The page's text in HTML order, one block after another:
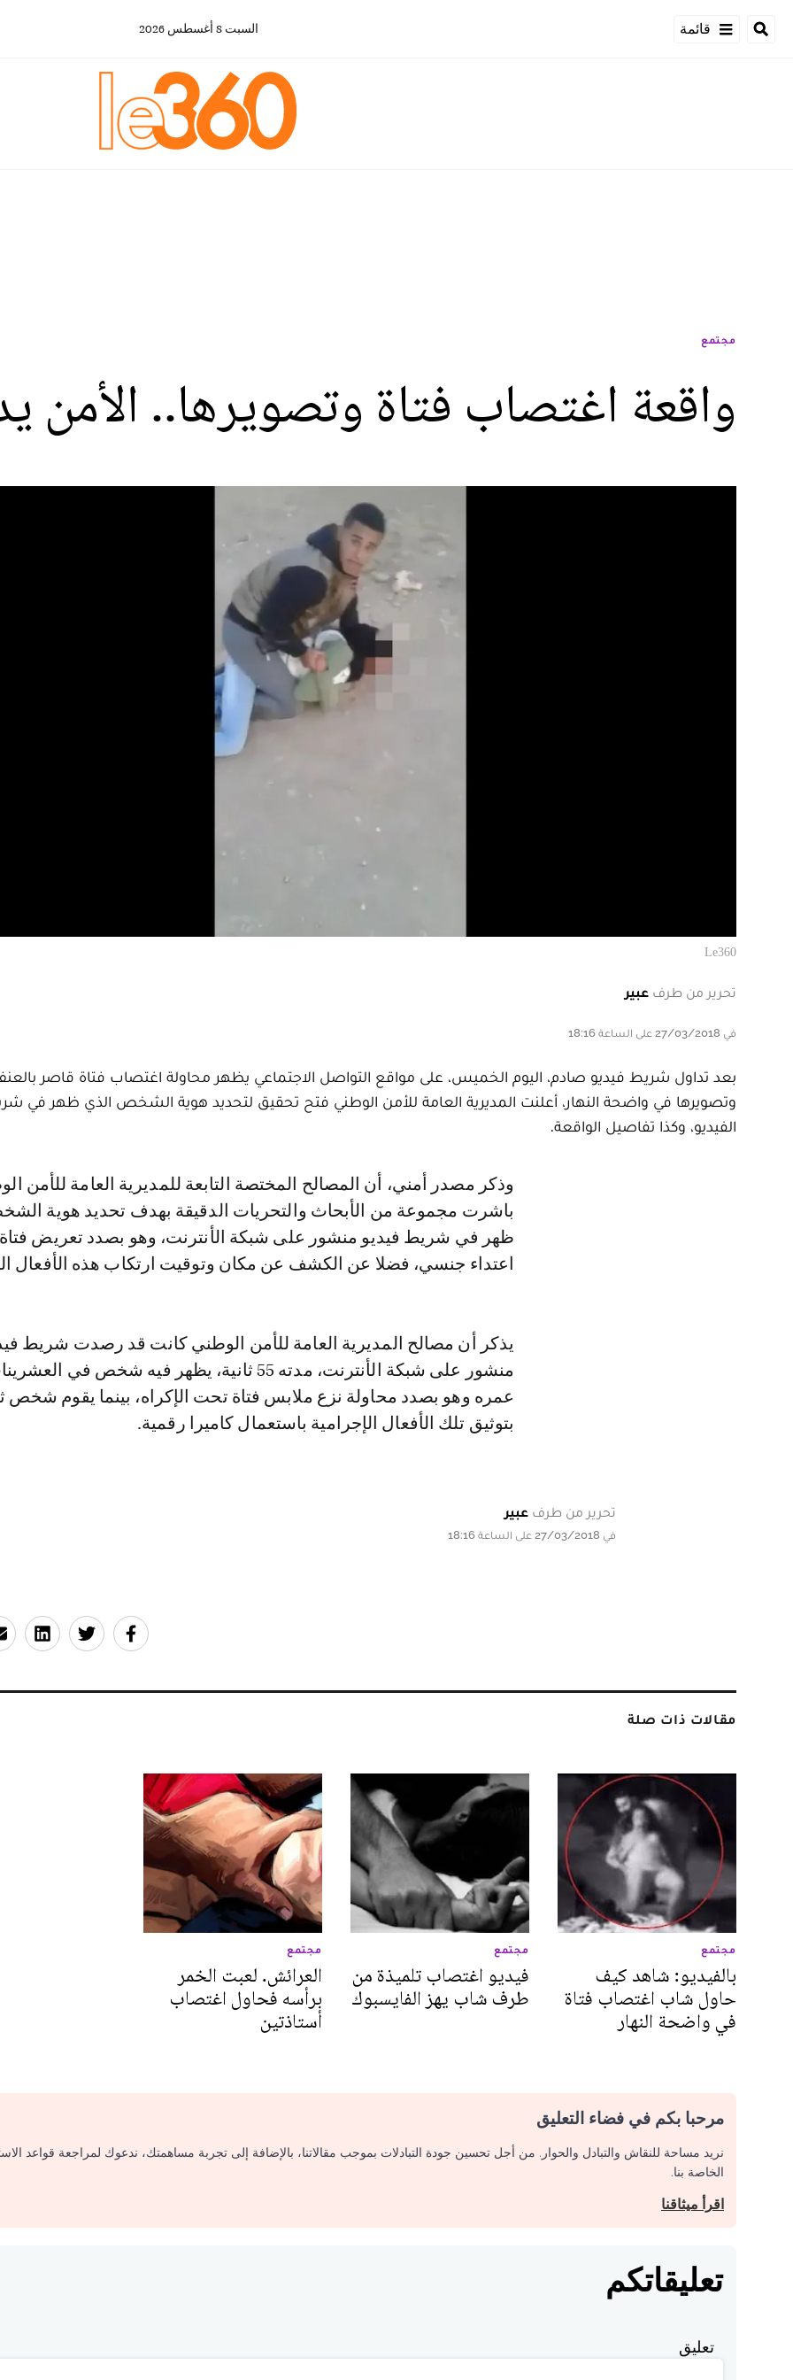
قائمة السبت 8 أغسطس 2026
مجتمع
واقعة اغتصاب فتاة وتصويرها..
Le360
تحرير من طرف عبير
في 27/03/2018 على الساعة 18:16
بعد تداول شريط فيديو صادم، اليوم الخميس، على مواقع التواصل الاجتماعي يظهر محاولة اغتصاب فتاة قاصر
وتصويرها في واضحة النهار، أعلنت المديرية العامة للأمن الوطني فتح تحقيق لتحديد هوية الشخص الذي ظهر في
الفيديو، وكذا تفاصيل الواقعة.
وذكر مصدر أمني، أن المصالح المختصة التابعة للمديرية العامة للأمن الوطني،
باشرت مجموعة من الأبحاث والتحريات الدقيقة بهدف تحديد هوية
ظهر في شريط فيديو منشور على شبكة الأنترنت، وهو بصدد تعريض فتاة
اعتداء جنسي، فضلا عن الكشف عن مكان وتوقيت ارتكاب هذه الأفعال
يذكر أن مصالح المديرية العامة للأمن الوطني كانت قد رصدت شريط
منشور على شبكة الأنترنت، مدته 55 ثانية، يظهر فيه شخص في
عمره وهو بصدد محاولة نزع ملابس فتاة تحت الإكراه، بينما يقوم شخص
بتوثيق تلك الأفعال الإجرامية باستعمال كاميرا رقمية.
تحرير من طرف عبير
في 27/03/2018 على الساعة 18:16
مقالات ذات صلة
مجتمع
بالفيديو: شاهد كيف
حاول شاب اغتصاب فتاة
في واضحة النهار
مجتمع
فيديو اغتصاب تلميذة من
طرف شاب يهز الفايسبوك
مجتمع
العرائش. لعبت الخمر
برأسه فحاول اغتصاب
أستاذتين
مرحبا بكم في فضاء التعليق
نريد مساحة للنقاش والتبادل والحوار. من أجل تحسين جودة التبادلات بموجب مقالاتنا، بالإضافة إلى تجربة مساهمتك، ندعوك لمراجعة قواعد
الخاصة بنا.
اقرأ ميثاقنا
تعليقاتكم
تعليق